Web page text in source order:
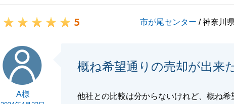
5 市が尾センター / 神奈川
A様
概ね希望通りの売却が出来
他社との比較は分からないけれど、概ね